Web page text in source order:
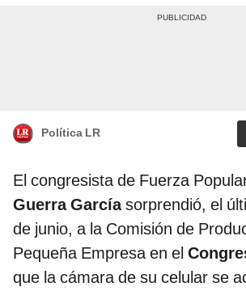
Política LR
El congresista de Fuerza
Guerra Garcíasorprendió, el
de junio, a la Comisión de
Pequeña Empresa en el
que la cámara de su celular se